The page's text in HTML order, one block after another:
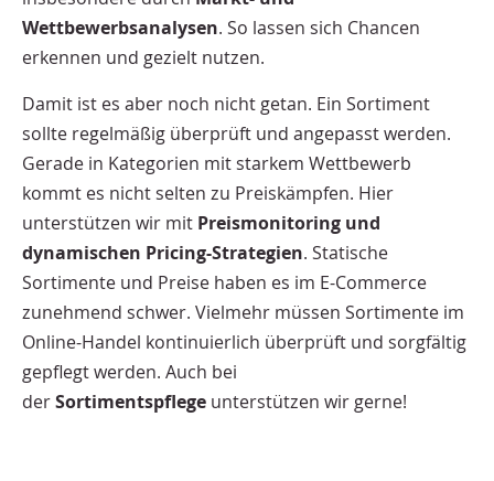
Wettbewerbsanalysen. So lassen sich Chancen
erkennen und gezielt nutzen.
Damit ist es aber noch nicht getan. Ein Sortiment
sollte regelmäßig überprüft und angepasst werden.
Gerade in Kategorien mit starkem Wettbewerb
kommt es nicht selten zu Preiskämpfen. Hier
unterstützen wir mit Preismonitoring und
dynamischen Pricing-Strategien. Statische
Sortimente und Preise haben es im E-Commerce
zunehmend schwer. Vielmehr müssen Sortimente im
Online-Handel kontinuierlich überprüft und sorgfältig
gepflegt werden. Auch bei
derSortimentspflege unterstützen wir gerne!